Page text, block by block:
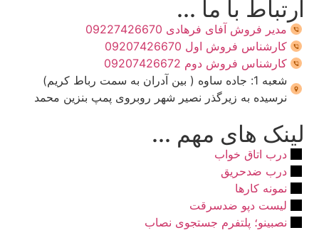
ارتباط با ما ...
مدیر فروش آفای فرهادی 09227426670
کارشناس فروش اول 09207426670
کارشناس فروش دوم 09207426672
شعبه 1: جاده ساوه ( بین آدران به سمت رباط کریم)
نرسیده به زیرگذر نصیر شهر روبروی پمپ بنزین محمد
لینک های مهم ...
درب اتاق خواب
درب ضدحریق
نمونه کارها
لیست دپو ضدسرقت
نصبینو؛ پلتفرم جستجوی نصاب